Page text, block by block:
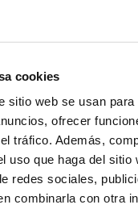
cookies
sitio web se usan para
ofrecer
tráfico. Además,
uso que haga del sitio
redes sociales,
combinarla con otra